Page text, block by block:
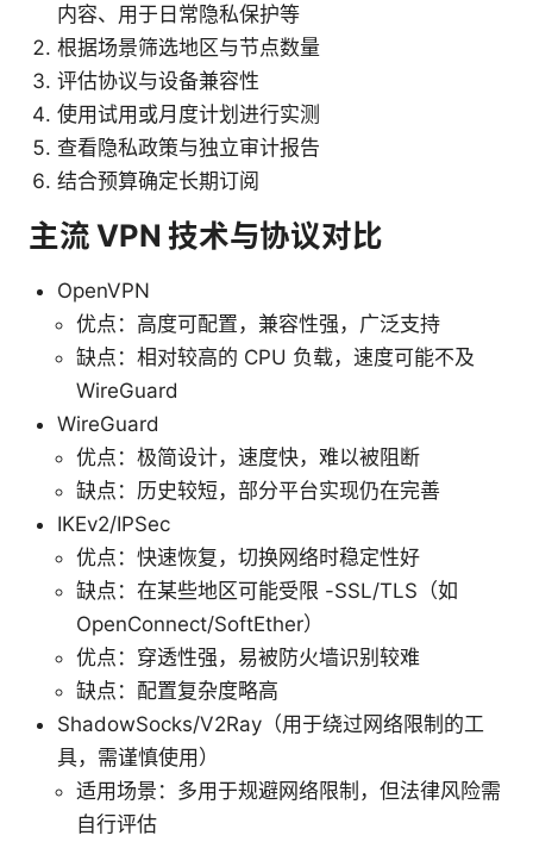
内容、用于日常隐私保护等
根据场景筛选地区与节点数量
评估协议与设备兼容性
使用试用或月度计划进行实测
查看隐私政策与独立审计报告
结合预算确定长期订阅
主流 VPN 技术与协议对比
OpenVPN
优点：高度可配置，兼容性强，广泛支持
缺点：相对较高的 CPU 负载，速度可能不及
WireGuard
WireGuard
优点：极简设计，速度快，难以被阻断
缺点：历史较短，部分平台实现仍在完善
IKEv2/IPSec
优点：快速恢复，切换网络时稳定性好
缺点：在某些地区可能受限 -SSL/TLS（如
OpenConnect/SoftEther）
优点：穿透性强，易被防火墙识别较难
缺点：配置复杂度略高
ShadowSocks/V2Ray（用于绕过网络限制的工
具，需谨慎使用）
适用场景：多用于规避网络限制，但法律风险需
自行评估